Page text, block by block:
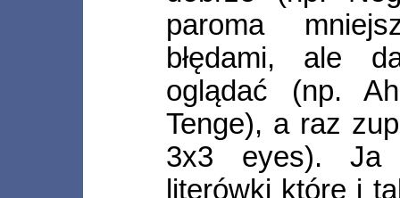
paroma
błędami, ale
oglądać (np.
Tenge), a raz
3x3 eyes). Ja
literówki które i